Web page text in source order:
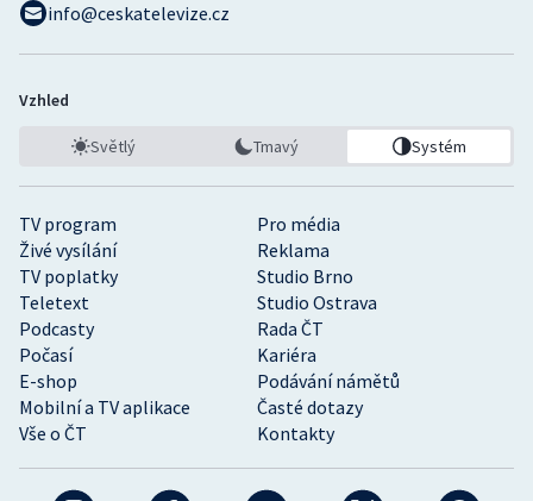
TV program
Pro média
Živé vysílání
Reklama
TV poplatky
Studio Brno
Teletext
Studio Ostrava
Podcasty
Rada ČT
Počasí
Kariéra
E-shop
Podávání námětů
Mobilní a TV aplikace
Časté dotazy
Vše o ČT
Kontakty
info@ceskatelevize.cz
Vzhled
Světlý Tmavý Systém